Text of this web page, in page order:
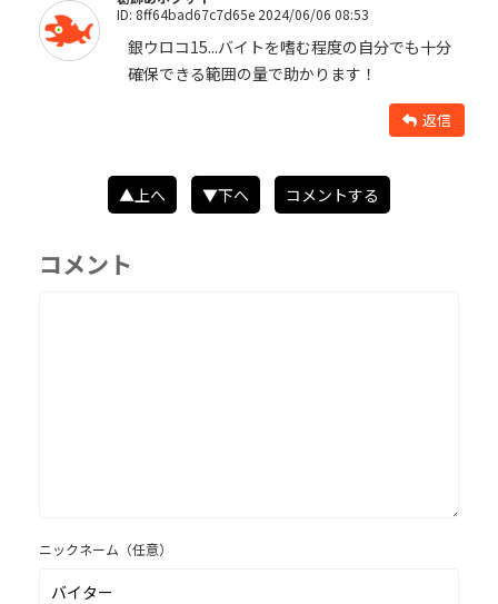
ID: 8ff64bad67c7d65e 2024/06/06 08:53
銀ウロコ15...バイトを嗜む程度の自分でも十分
確保できる範囲の量で助かります！
返信
▲上へ ▼下へ コメントする
コメント
ニックネーム（任意）